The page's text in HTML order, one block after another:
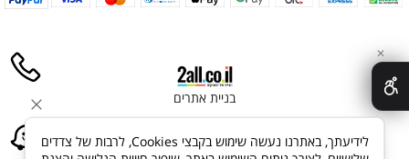
בניית אתרים
✕
לידיעתך, באתרנו נעשה שימוש בקבצי Cookies, לרבות של צדדים